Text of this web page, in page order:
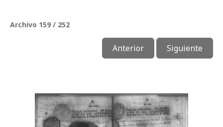
Archivo 159 / 252
Anterior Siguiente